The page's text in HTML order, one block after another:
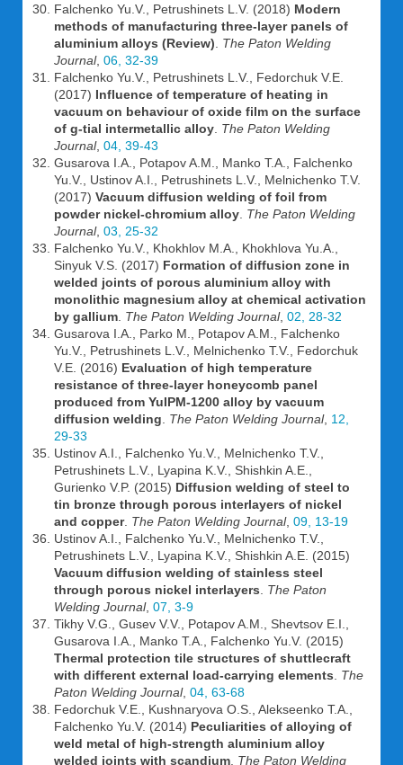
Falchenko Yu.V., Petrushinets L.V. (2018) Modern
methods of manufacturing three-layer panels of
aluminium alloys (Review)
The Paton Welding
Journal, 06, 32-39
Falchenko Yu.V., Petrushinets L.V., Fedorchuk V.E.
(2017) Influence of temperature of heating in
vacuum on behaviour of oxide film on the surface
of g-tial intermetallic alloy The Paton Welding
Journal, 04, 39-43
Gusarova I.A., Potapov A.M., Manko T.A., Falchenko
Yu.V., Ustinov A.I., Petrushinets L.V., Melnichenko T.V.
(2017) Vacuum diffusion welding of foil from
powder nickel-chromium alloy The Paton Welding
Journal, 03, 25-32
Falchenko Yu.V., Khokhlov M.A., Khokhlova Yu.A.,
Sinyuk V.S. (2017) Formation of diffusion zone in
welded joints of porous aluminium alloy with
monolithic magnesium alloy at chemical activation
by gallium The Paton Welding Journal, 02, 28-32
Gusarova I.A., Parko M., Potapov A.M., Falchenko
Yu.V., Petrushinets L.V., Melnichenko T.V., Fedorchuk
V.E. (2016) Evaluation of high temperature
resistance of three-layer honeycomb panel
produced from YuIPM-1200 alloy by vacuum
diffusion welding
The Paton Welding Journal, 12,
29-33
Ustinov A.I., Falchenko Yu.V., Melnichenko T.V.,
Petrushinets L.V., Lyapina K.V., Shishkin A.E.,
Gurienko V.P. (2015) Diffusion welding of steel to
tin bronze through porous interlayers of nickel
and copper. The Paton Welding Journal, 09, 13-19
Ustinov A.I., Falchenko Yu.V., Melnichenko T.V.,
Petrushinets L.V., Lyapina K.V., Shishkin A.E. (2015)
Vacuum diffusion welding of stainless steel
through porous nickel interlayers
The Paton
Welding Journal, 07, 3-9
Tikhy V.G., Gusev V.V., Potapov A.M., Shevtsov E.I.,
Gusarova I.A., Manko T.A., Falchenko Yu.V. (2015)
Thermal protection tile structures of shuttlecraft
with different external load-carrying elements
The
Paton Welding Journal, 04, 63-68
Fedorchuk V.E., Kushnaryova O.S., Alekseenko T.A.,
Falchenko Yu.V. (2014) Peculiarities of alloying of
weld metal of high-strength aluminium alloy
welded joints with scandium The Paton Welding